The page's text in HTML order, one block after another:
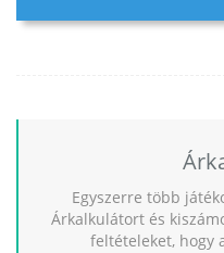
Egyszerre több
Árkalkulátort és
feltételeket, hogy